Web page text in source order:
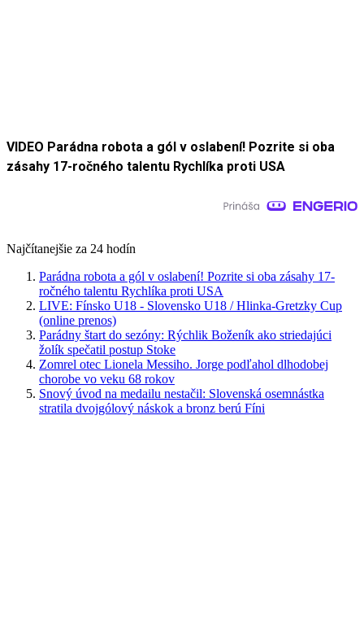
VIDEO Parádna robota a gól v oslabení! Pozrite si oba
zásahy 17-ročného talentu Rychlíka proti USA
Najčítanejšie za 24 hodín
Parádna robota a gól v oslabení! Pozrite si oba zásahy 17-
ročného talentu Rychlíka proti USA
LIVE: Fínsko U18 - Slovensko U18 / Hlinka-Gretzky Cup
(online prenos)
Parádny štart do sezóny: Rýchlik Boženík ako striedajúci
žolík spečatil postup Stoke
Zomrel otec Lionela Messiho. Jorge podľahol dlhodobej
chorobe vo veku 68 rokov
Snový úvod na medailu nestačil: Slovenská osemnástka
stratila dvojgólový náskok a bronz berú Fíni